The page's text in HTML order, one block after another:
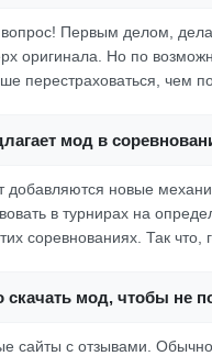
Первым делом,
оригинала. Но по
перестраховаться, чем
мод в
добавляются новые
в турнирах на
соревнованиях. Так что,
скачать мод, чтобы не
сайты с отзывами.